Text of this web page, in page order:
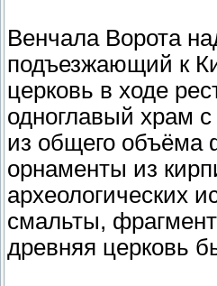
Венчала Ворота
подъезжающий к
церковь в ходе
одноглавый храм
из общего объёма
орнаменты из
археологических
смальты,
древняя церковь